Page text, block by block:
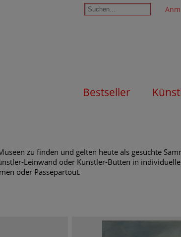
Bestseller
zu finden und gelten heute als gesuchte
Leinwand oder Künstler-Bütten in
oder Passepartout.